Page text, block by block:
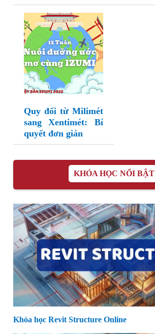
Quy đổi từ Milimét
sang Xentimét: Bí
quyết đơn giản
KHÓA HỌC NỔI BẬT
Khóa học Revit Structure Online